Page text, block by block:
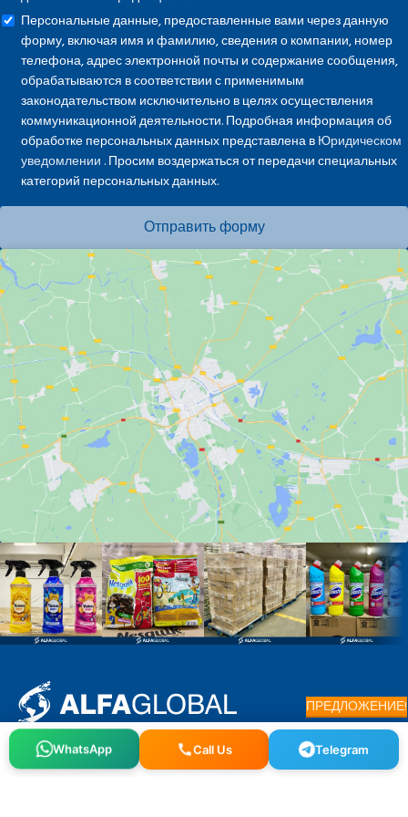
Персональные данные, предоставленные вами через данную
форму, включая имя и фамилию, сведения о компании, номер
телефона, адрес электронной почты и содержание сообщения,
обрабатываются в соответствии с применимым
законодательством исключительно в целях осуществления
коммуникационной деятельности. Подробная информация об
обработке персональных данных представлена вЮридическом
уведомлении . Просим воздержаться от передачи специальных
категорий персональных данных.
Отправить форму
Osmangazi, 140. Sk. NO:2, 34522 Esenyurt/İstanbul
+90 212 640 25 40
info@alfaglb.com
WhatsApp Call Us Telegram
ПРЕДЛОЖЕНИЕ!